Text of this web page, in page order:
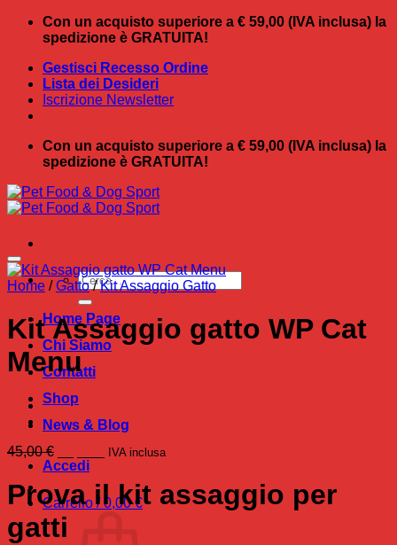
Salta
Con un acquisto superiore a € 59,00 (IVA inclusa) la
spedizione è GRATUITA!
Gestisci Recesso Ordine
Lista dei Desideri
Iscrizione Newsletter
Con un acquisto superiore a € 59,00 (IVA inclusa) la
spedizione è GRATUITA!
Cerca:
Home Page
Chi Siamo
Contatti
Shop
News & Blog
Accedi
Carrello /0,00€
Home / Gatto / Kit Assaggio Gatto
Kit Assaggio gatto WP Cat
Menu
45,00€
prezzo
originale
era:
45,00 €.
Il
attuale
è:
19,99 €.
IVA inclusa
Prova il kit assaggio per
gatti